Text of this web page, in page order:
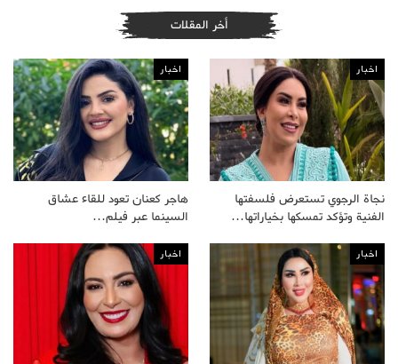
أخر المقلات
اخبار
نجاة الرجوي تستعرض فلسفتها
الفنية وتؤكد تمسكها بخياراتها…
اخبار
هاجر كعنان تعود للقاء عشاق
السينما عبر فيلم…
اخبار اخبار